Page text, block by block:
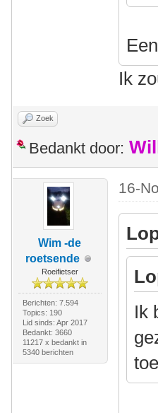
Ik
Zoek
Bedankt door:
Wim -de
roetsende
Roeifietser
Berichten: 7.594
Topics: 190
Lid sinds: Apr 2017
Bedankt: 3660
11217 x bedankt in
5340 berichten
16-
Ik